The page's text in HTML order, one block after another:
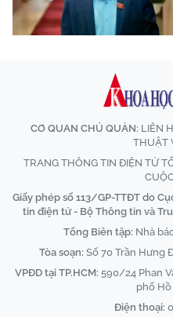
CƠ QUAN CHỦ QUẢN: LIÊN
THUẬT
TRANG THÔNG TIN ĐIỆN TỬ
Giấy phép số 113/GP-TTĐT do
tin điện tử - Bộ Thông tin và
Tổng Biên tập: Nhà
Tòa soạn: Số 70 Trần Hưng
VPĐD tại TP.HCM: 590/24 Phan
phố Hồ
Điện thoại: